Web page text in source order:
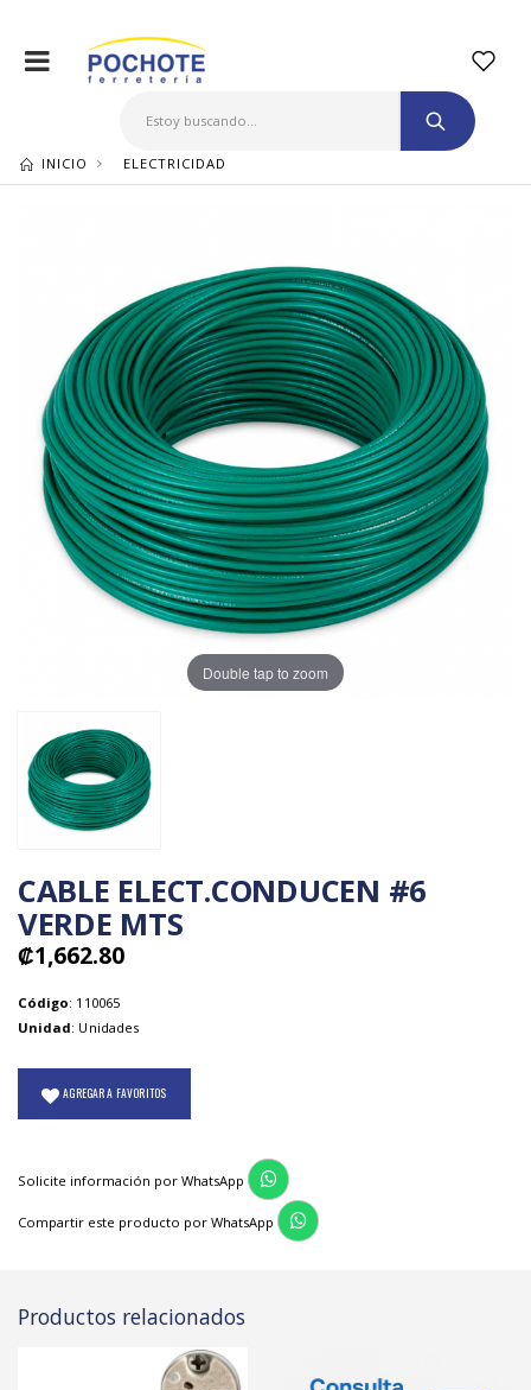
INICIO ELECTRICIDAD
Double tap to zoom
CABLE ELECT.CONDUCEN #6
VERDE MTS
₡1,662.80
Código: 110065
Unidad: Unidades
AGREGAR A FAVORITOS
Solicite información por WhatsApp
Compartir este producto por WhatsApp
Productos relacionados